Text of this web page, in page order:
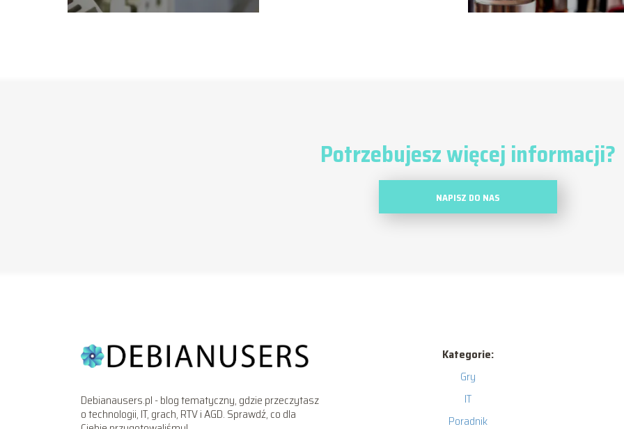
Potrzebujesz więcej informacji?
NAPISZ DO NAS
Debianausers.pl - blog tematyczny, gdzie przeczytasz
o technologii, IT, grach, RTV i AGD. Sprawdź, co dla
Kategorie:
Gry
IT
Poradnik